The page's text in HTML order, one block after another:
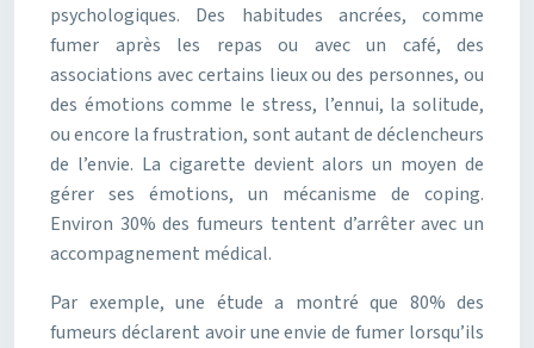
psychologiques. Des habitudes ancrées, comme
fumer après les repas ou avec un café, des
associations avec certains lieux ou des personnes, ou
des émotions comme le stress, l’ennui, la solitude,
ou encore la frustration, sont autant de déclencheurs
de l’envie. La cigarette devient alors un moyen de
gérer ses émotions, un mécanisme de coping.
Environ 30% des fumeurs tentent d’arrêter avec un
accompagnement médical.
Par exemple, une étude a montré que 80% des
fumeurs déclarent avoir une envie de fumer lorsqu’ils